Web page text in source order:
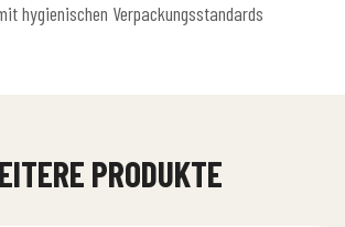
hygienischen Verpackungsstandards
PRODUKTE